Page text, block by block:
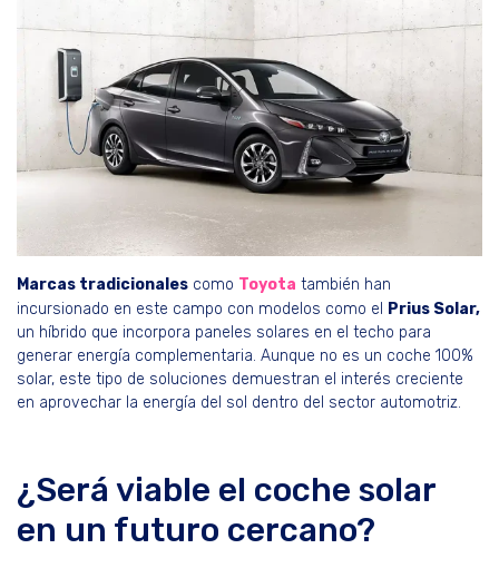
Marcas tradicionales como Toyota también han
incursionado en este campo con modelos como el
Prius Solar,
un híbrido que incorpora paneles solares en el techo para
generar energía complementaria. Aunque no es un coche 100%
solar, este tipo de soluciones demuestran el interés creciente
en aprovechar la energía del sol dentro del sector automotriz.
¿Será viable el coche solar
en un futuro cercano?